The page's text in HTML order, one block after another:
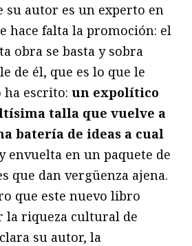
su autor es un experto en
hace falta la promoción: el
obra se basta y sobra
de él, que es lo que le
ha escrito: un expolítico
talla que vuelve a
batería de ideas a cual
envuelta en un paquete de
que dan vergüenza ajena.
que este nuevo libro
la riqueza cultural de
su autor, la